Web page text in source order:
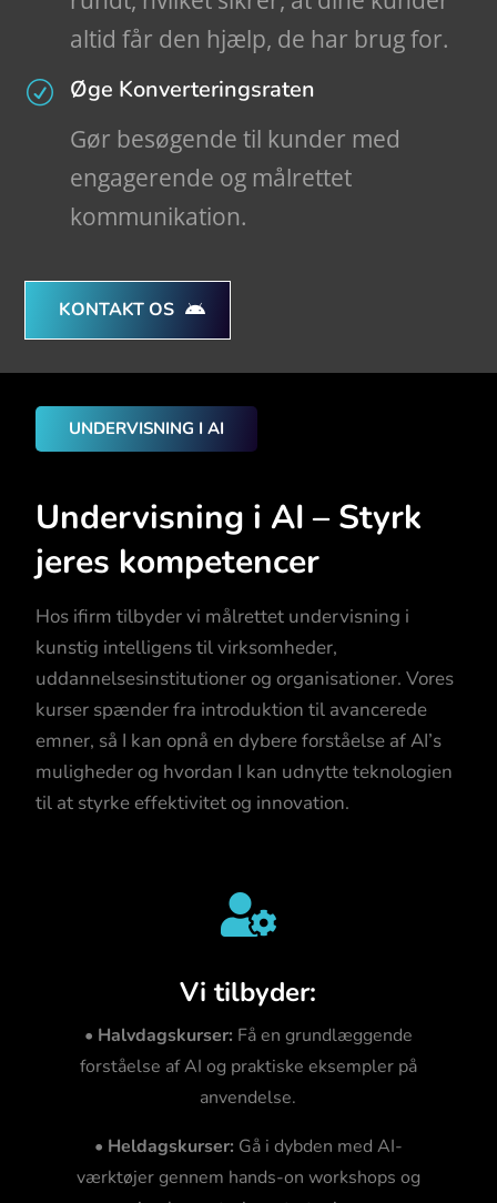
altid får den hjælp, de har brug for.
R Øge Konverteringsraten
Gør besøgende til kunder med
engagerende og målrettet
kommunikation.
KONTAKT OS
UNDERVISNING I AI
Undervisning i AI – Styrk
jeres kompetencer
Hos ifirm tilbyder vi målrettet undervisning i
kunstig intelligens til virksomheder,
uddannelsesinstitutioner og organisationer. Vores
kurser spænder fra introduktion til avancerede
emner, så I kan opnå en dybere forståelse af AI’s
muligheder og hvordan I kan udnytte teknologien
til at styrke effektivitet og innovation.

Vi tilbyder:
• Halvdagskurser: Få en grundlæggende
forståelse af AI og praktiske eksempler på
anvendelse.
• Heldagskurser: Gå i dybden med AI-
værktøjer gennem hands-on workshops og